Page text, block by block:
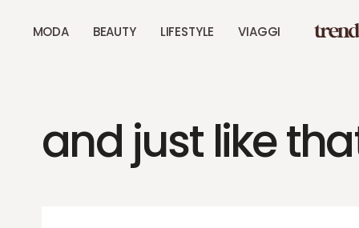
MODA BEAUTY LIFESTYLE VIAGGI
and just like